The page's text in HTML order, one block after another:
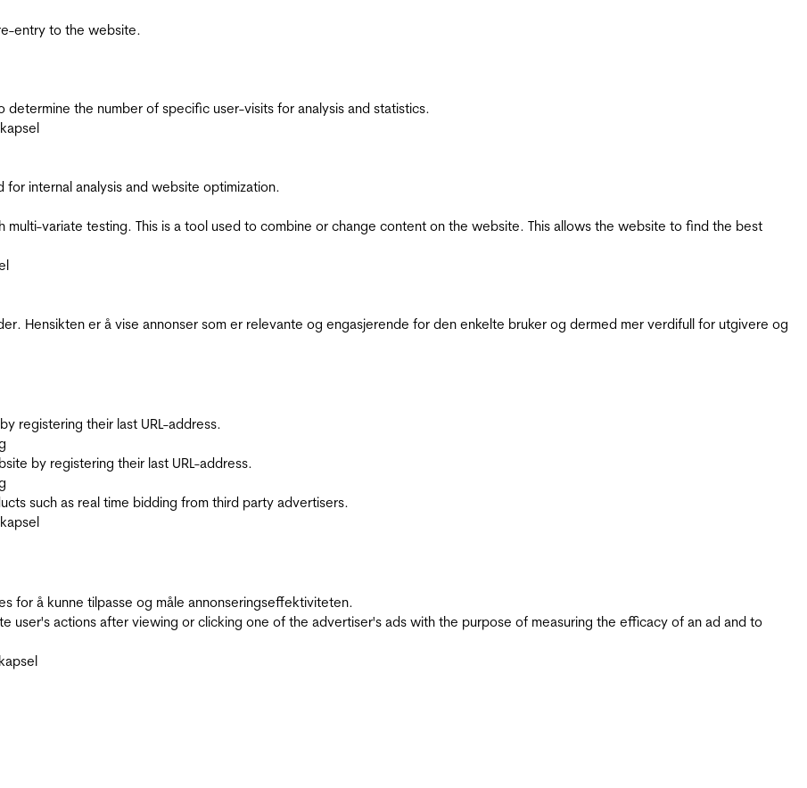
entry to the website.
the number of specific user-visits for analysis and statistics.
internal analysis and website optimization.
variate testing. This is a tool used to combine or change content on the website. This allows the website to find the best
Hensikten er å vise annonser som er relevante og engasjerende for den enkelte bruker og dermed mer verdifull for utgivere og
registering their last URL-address.
by registering their last URL-address.
such as real time bidding from third party advertisers.
for å kunne tilpasse og måle annonseringseffektiviteten.
user's actions after viewing or clicking one of the advertiser's ads with the purpose of measuring the efficacy of an ad and to